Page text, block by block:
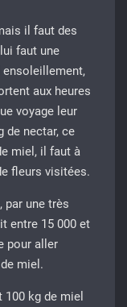
il faut des
faut une
ensoleillement,
aux heures
voyage leur
de nectar, ce
miel, il faut à
fleurs visitées.
par une très
entre 15 000 et
pour aller
miel.
kg de miel